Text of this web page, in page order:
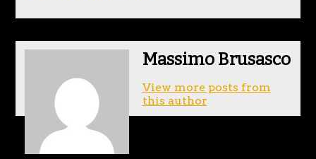
Massimo Brusasco
View more posts from
this author